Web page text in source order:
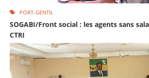
PORT-GENTIL
SOGABI/Front social : les agents sans
CTRI